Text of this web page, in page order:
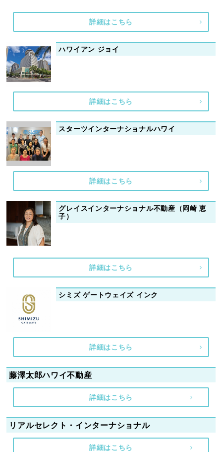
詳細はこちら
ハワイアン ジョイ
詳細はこちら
スターツインターナショナルハワイ
詳細はこちら
グレイスインターナショナル不動産（岡崎 恵
子）
詳細はこちら
シミズ ゲートウェイズ インク
詳細はこちら
藤澤太郎ハワイ不動産
詳細はこちら
リアルセレクト・インターナショナル
詳細はこちら